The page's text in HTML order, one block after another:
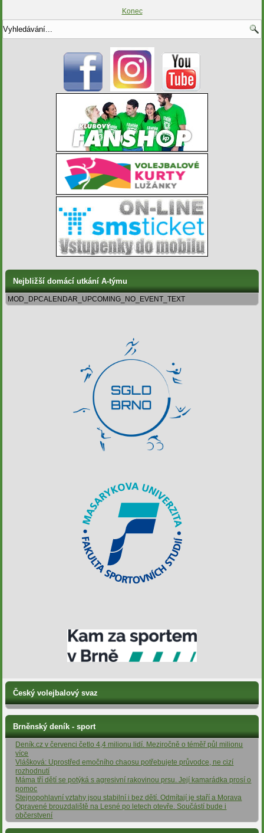
Konec
Nejbližší domácí utkání A-týmu
MOD_DPCALENDAR_UPCOMING_NO_EVENT_TEXT
Český volejbalový svaz
Brněnský deník - sport
Deník.cz v červenci četlo 4,4 milionu lidí. Meziročně o téměř půl milionu
více
Vlášková: Uprostřed emočního chaosu potřebujete průvodce, ne cizí
rozhodnutí
Máma tří dětí se potýká s agresivní rakovinou prsu. Její kamarádka prosí o
pomoc
Stejnopohlavní vztahy jsou stabilní i bez dětí. Odmítají je staří a Morava
Opravené brouzdaliště na Lesné po letech otevře. Součástí bude i
občerstvení